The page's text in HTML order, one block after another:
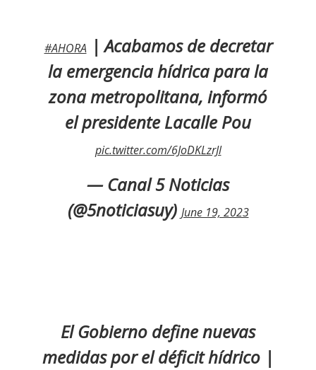
#AHORA| Acabamos de decretar
la emergencia hídrica para la
zona metropolitana, informó
el presidente Lacalle Pou
pic.twitter.com/6JoDKLzrJl
— Canal 5 Noticias
(@5noticiasuy) June 19, 2023
El Gobierno define nuevas
medidas por el déficit hídrico |